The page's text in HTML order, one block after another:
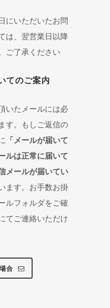
にいただいたお問
は、翌営業日以降
ご了承ください
てのご案内
いたメールには必
す。もしご返信の
「メールが届いて
ルは正常に届いて
メールが届いてい
ます。お手数お掛
ルフォルダをご確
てご連絡いただけ
合